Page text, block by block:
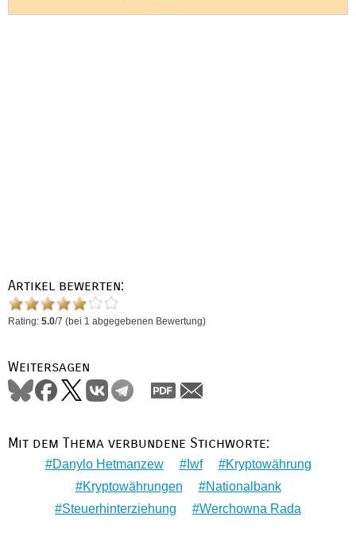
Artikel bewerten:
Rating: 5.0/7 (bei 1 abgegebenen Bewertung)
Weitersagen
Mit dem Thema verbundene Stichworte:
Danylo Hetmanzew Iwf
Kryptowährung
Kryptowährungen
Nationalbank
Steuerhinterziehung
Werchowna Rada